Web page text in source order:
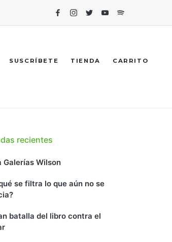
FacebookInstagram
TwitterYoutubeSpotify
SUSCRÍBETE TIENDA CARRITO
recientes
Galerías Wilson
se filtra lo que aún no se
batalla del libro contra el